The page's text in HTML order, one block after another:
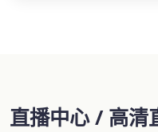
直播中心 / 高清